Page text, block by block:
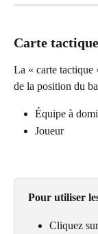
Carte tactique
La « carte tactique
de la position du
Équipe à
Joueur
Pour utiliser
Cliquez